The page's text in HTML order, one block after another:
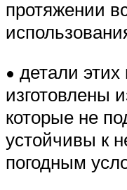
протяжении
• детали
изготовлены
которые не
устойчивы к
погодным